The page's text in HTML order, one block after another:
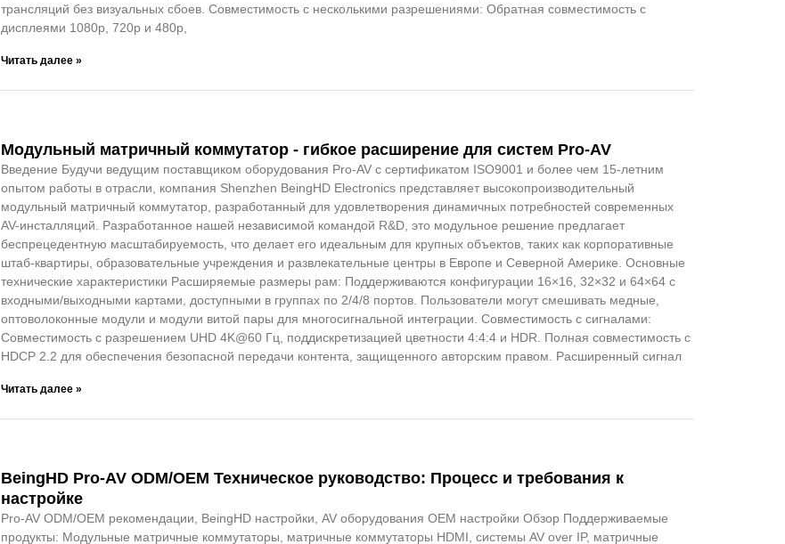
трансляций без визуальных сбоев. Совместимость с несколькими разрешениями: Обратная совместимость с
дисплеями 1080p, 720p и 480p,
Читать далее »
Модульный матричный коммутатор - гибкое расширение для систем Pro-AV
Введение Будучи ведущим поставщиком оборудования Pro-AV с сертификатом ISO9001 и более чем 15-летним
опытом работы в отрасли, компания Shenzhen BeingHD Electronics представляет высокопроизводительный
модульный матричный коммутатор, разработанный для удовлетворения динамичных потребностей современных
AV-инсталляций. Разработанное нашей независимой командой R&D, это модульное решение предлагает
беспрецедентную масштабируемость, что делает его идеальным для крупных объектов, таких как корпоративные
штаб-квартиры, образовательные учреждения и развлекательные центры в Европе и Северной Америке. Основные
технические характеристики Расширяемые размеры рам: Поддерживаются конфигурации 16×16, 32×32 и 64×64 с
входными/выходными картами, доступными в группах по 2/4/8 портов. Пользователи могут смешивать медные,
оптоволоконные модули и модули витой пары для многосигнальной интеграции. Совместимость с сигналами:
Совместимость с разрешением UHD 4K@60 Гц, поддискретизацией цветности 4:4:4 и HDR. Полная совместимость с
HDCP 2.2 для обеспечения безопасной передачи контента, защищенного авторским правом. Расширенный сигнал
Читать далее »
BeingHD Pro-AV ODM/OEM Техническое руководство: Процесс и требования к
настройке
Pro-AV ODM/OEM рекомендации, BeingHD настройки, AV оборудования OEM настройки Обзор Поддерживаемые
продукты: Модульные матричные коммутаторы, матричные коммутаторы HDMI, системы AV over IP, матричные